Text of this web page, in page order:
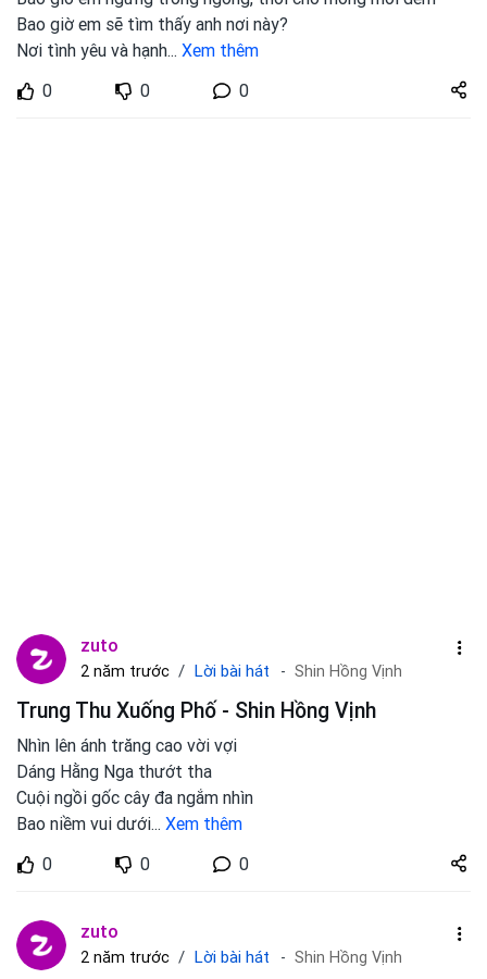
Bao giờ em sẽ tìm thấy anh nơi này?
Nơi tình yêu và hạnh... Xem thêm
0
0 0
Share
zuto.vn
zuto
2 năm trước Lời bài hát Shin Hồng Vịnh
Trung Thu Xuống Phố - Shin Hồng Vịnh
Nhìn lên ánh trăng cao vời vợi
Dáng Hằng Nga thướt tha
Cuội ngồi gốc cây đa ngắm nhìn
Bao niềm vui dưới... Xem thêm
0
0 0
Share
zuto.vn
zuto
2 năm trước Lời bài hát Shin Hồng Vịnh